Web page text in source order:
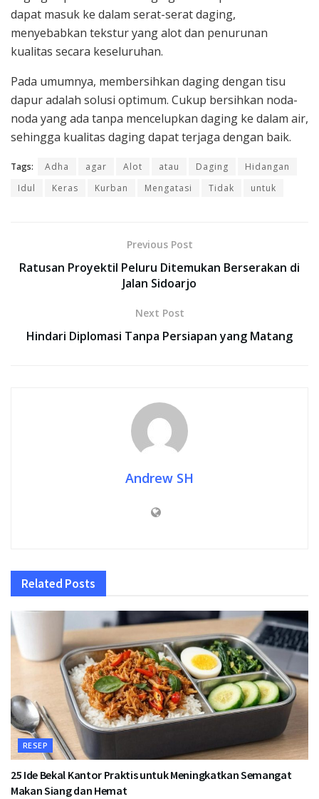
dapat masuk ke dalam serat-serat daging,
menyebabkan tekstur yang alot dan penurunan
kualitas secara keseluruhan.
Pada umumnya, membersihkan daging dengan tisu
dapur adalah solusi optimum. Cukup bersihkan noda-
noda yang ada tanpa mencelupkan daging ke dalam air,
sehingga kualitas daging dapat terjaga dengan baik.
Tags: Adha agar Alot atau Daging
Hidangan
Idul
Keras Kurban Mengatasi Tidak untuk
Previous Post
Ratusan Proyektil Peluru Ditemukan Berserakan di
Jalan Sidoarjo
Next Post
Hindari Diplomasi Tanpa Persiapan yang Matang
Andrew SH
Related Posts
RESEP
25 Ide Bekal Kantor Praktis untuk Meningkatkan Semangat
Makan Siang dan Hemat